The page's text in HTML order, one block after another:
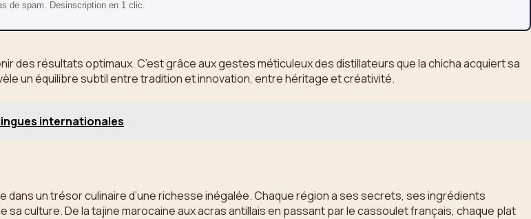
de spam. Desinscription en 1 clic.
des résultats optimaux. C’est grâce aux gestes méticuleux des distillateurs que la chicha acquiert sa
un équilibre subtil entre tradition et innovation, entre héritage et créativité.
internationales
un trésor culinaire d’une richesse inégalée. Chaque région a ses secrets, ses ingrédients
culture. De la tajine marocaine aux acras antillais en passant par le cassoulet français, chaque plat